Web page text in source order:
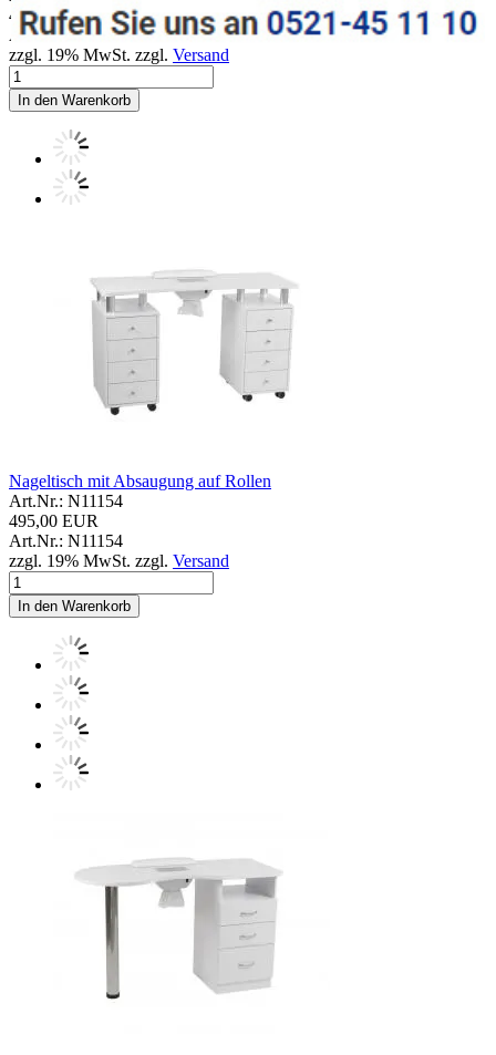
425,00 EUR
Art.Nr.: N11153
zzgl. 19% MwSt. zzgl. Versand
In den Warenkorb
Nageltisch mit Absaugung auf Rollen
Art.Nr.: N11154
495,00 EUR
Art.Nr.: N11154
zzgl. 19% MwSt. zzgl. Versand
In den Warenkorb